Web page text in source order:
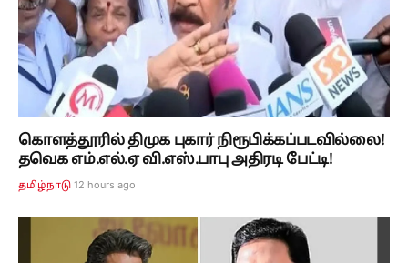
கொளத்தூரில் திமுக புகார் நிரூபிக்கப்படவில்லை!
தவெக எம்.எல்.ஏ வி.எஸ்.பாபு அதிரடி பேட்டி!
தமிழ்நாடு 12 hours ago